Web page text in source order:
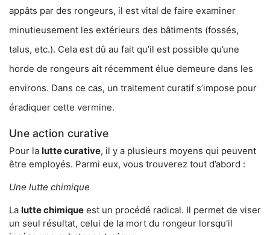
appâts par des rongeurs, il est vital de faire examiner
minutieusement les extérieurs des bâtiments (fossés,
talus, etc.). Cela est dû au fait qu’il est possible qu’une
horde de rongeurs ait récemment élue demeure dans les
environs. Dans ce cas, un traitement curatif s’impose pour
éradiquer cette vermine.
Une action curative
Pour la lutte curative, il y a plusieurs moyens qui peuvent
être employés. Parmi eux, vous trouverez tout d’abord :
Une lutte chimique
La lutte chimique est un procédé radical. Il permet de viser
un seul résultat, celui de la mort du rongeur lorsqu'il